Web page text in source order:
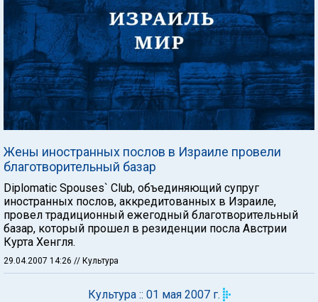
Жены иностранных послов в Израиле провели
благотворительный базар
Diplomatic Spouses` Club, объединяющий супруг
иностранных послов, аккредитованных в Израиле,
провел традиционный ежегодный благотворительный
базар, который прошел в резиденции посла Австрии
Курта Хенгля.
29.04.2007 14:26 // Культура
Культура :: 01 мая 2007 г.